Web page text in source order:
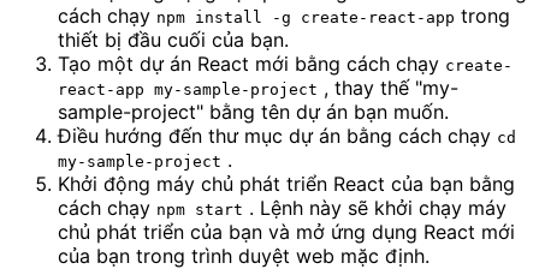
cách chạy npm install -g create-react-app trong
thiết bị đầu cuối của bạn.
Tạo một dự án React mới bằng cách chạy create-
react-app my-sample-project , thay thế "my-
sample-project" bằng tên dự án bạn muốn.
Điều hướng đến thư mục dự án bằng cách chạy cd
my-sample-project .
Khởi động máy chủ phát triển React của bạn bằng
cách chạy npm start . Lệnh này sẽ khởi chạy máy
chủ phát triển của bạn và mở ứng dụng React mới
của bạn trong trình duyệt web mặc định.